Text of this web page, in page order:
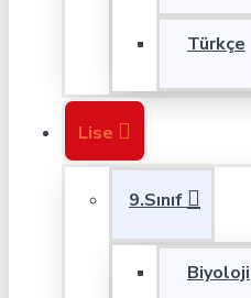
Türkçe
Lise
9.Sınıf
Biyoloji